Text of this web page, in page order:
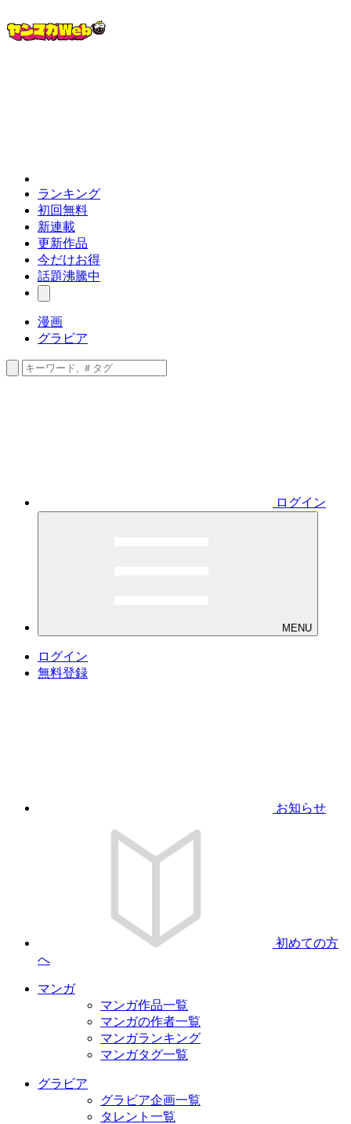
ランキング
初回無料
新連載
更新作品
今だけお得
話題沸騰中
漫画
グラビア
ログイン
MENU
ログイン
無料登録
お知らせ
初めての方
へ
マンガ
マンガ作品一覧
マンガの作者一覧
マンガランキング
マンガタグ一覧
グラビア
グラビア企画一覧
タレント一覧